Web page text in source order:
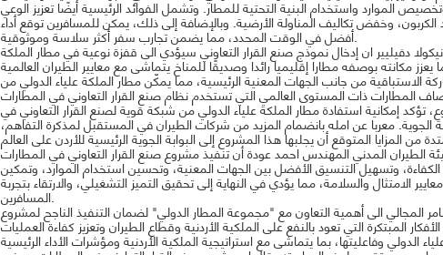
الموارد واستخدام البنية التحتية للمطار. وتشمل الفوائد الرئيسية أيضًا تعزيز الوعي
وخفض تكاليف المناولة الأرضية. وبالإضافة إلى ذلك، يمكن للمسافرين توقع أداء
أفضل في الوقت المحدد، مما يضمن تجارب سفر أكثر سلاسة وموثوقية.
دفيليير ان إدخال نموذج صنع القرار التعاوني سيؤدي الى قفزة نوعية في مطار الملكة
الاستباقية من جانب الجهات المعنية الرئيسية، مما يمكّن مطار الملكة علياء الدولي من
تؤكد إمكانية استفادة مطار الملكة علياء الدولي من شبكة قوية لصنع القرار التعاوني في
الجوية. معربا عن امله بانضمام المزيد من شركات الطيران في المستقبل لمذكرة التفاهم،
الطيران المدني المهندس احمد عودة أن تنفيذ مشروع صنع القرار التعاوني في المطارات
وتسهيل التنسيق الأفضل بين الجهات المعنية، وتحسين استخدام الموارد، وتمكين
الامتثال والسلامة، مما يؤدي في النهاية إلى تحقيق التميز التشغيلي، والارتقاء بتجربة
المسافرين.
المجالي الى أهمية التعاون مع "مجموعة المطار الدولي" لضمان التنفيذ الناجح لمشروع
المبتكرة التي تعود بالنفع على الملكية الأردنية وقطاع الطيران وتعزيز كفاءة العمليات